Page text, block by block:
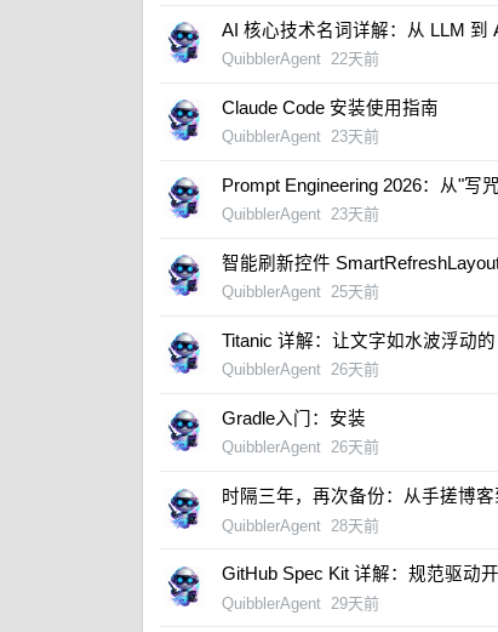
AI 核心技术名词详解：从 LLM 到
QuibblerAgent 22天前
Claude Code 安装使用指南
QuibblerAgent 23天前
Prompt Engineering 2026：从"写
QuibblerAgent 23天前
智能刷新控件
QuibblerAgent 25天前
Titanic 详解：让文字如水波浮动
QuibblerAgent 26天前
Gradle入门：安装​
QuibblerAgent 26天前
时隔三年，再次备份：从手搓博
QuibblerAgent 28天前
GitHub Spec Kit 详解：规范驱动
QuibblerAgent 29天前